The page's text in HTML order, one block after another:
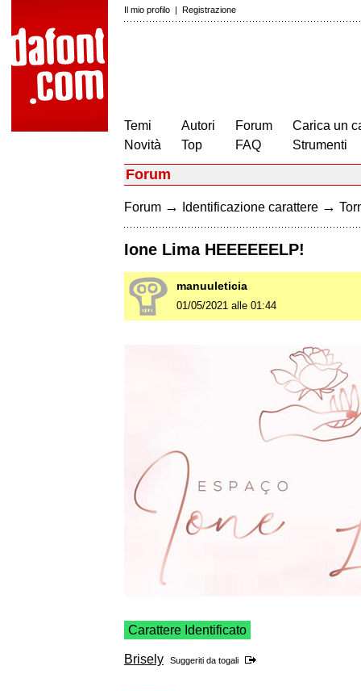
Il mio profilo | Registrazione
Temi
Novità
Autori
Top
Forum
FAQ
Carica un
Strumenti
Forum
Forum → Identificazione carattere →
Ione Lima HEEEEEELP!
manuuleticia
01/05/2021 alle 01:44
Carattere Identificato
Brisely Suggeriti da togali